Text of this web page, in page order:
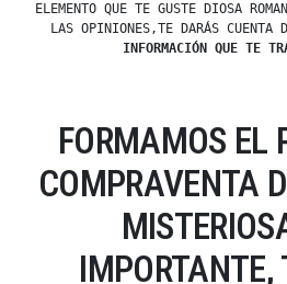
ELEMENTO QUE TE GUSTE DIOSA
LAS OPINIONES,TE DARÁS CUENTA
INFORMACIÓN QUE TE
FORMAMOS EL
COMPRAVENTA
IMPORTANTE,